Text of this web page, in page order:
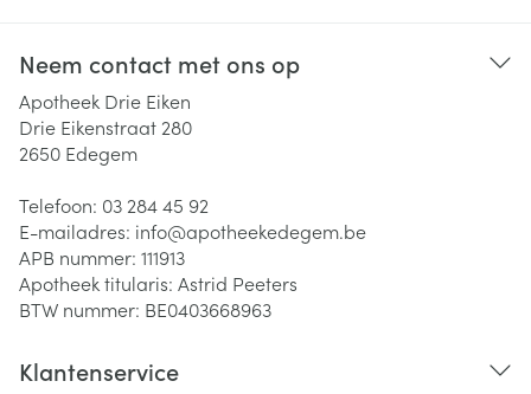
Neem contact met ons op
Apotheek Drie Eiken
Drie Eikenstraat 280
2650 Edegem
Telefoon: 03 284 45 92
E-mailadres: info@apotheekedegem.be
APB nummer: 111913
Apotheek titularis: Astrid Peeters
BTW nummer: BE0403668963
Klantenservice